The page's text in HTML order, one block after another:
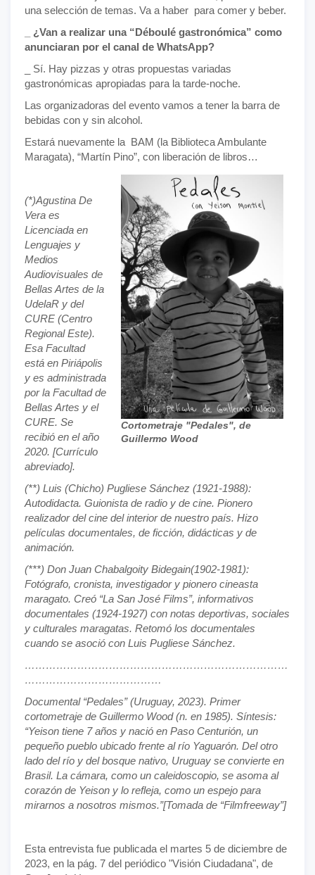
una selección de temas. Va a haber para comer y beber.
_ ¿Van a realizar una “Déboulé gastronómica” como
anunciaran por el canal de WhatsApp?
_ Sí. Hay pizzas y otras propuestas variadas
gastronómicas apropiadas para la tarde-noche.
Las organizadoras del evento vamos a tener la barra de
bebidas con y sin alcohol.
Estará nuevamente la BAM (la Biblioteca Ambulante
Maragata), “Martín Pino”, con liberación de libros…
Cortometraje "Pedales", de
Guillermo Wood
(*)Agustina De
Vera es
Licenciada en
Lenguajes y
Medios
Audiovisuales de
Bellas Artes de la
UdelaR y del
CURE (Centro
Regional Este).
Esa Facultad
está en Piriápolis
y es administrada
por la Facultad de
Bellas Artes y el
CURE. Se
recibió en el año
2020. [Currículo
abreviado].
(**) Luis (Chicho) Pugliese Sánchez (1921-1988):
Autodidacta. Guionista de radio y de cine. Pionero
realizador del cine del interior de nuestro país. Hizo
películas documentales, de ficción, didácticas y de
animación.
(***) Don Juan Chabalgoity Bidegain(1902-1981):
Fotógrafo, cronista, investigador y pionero cineasta
maragato. Creó “La San José Films”, informativos
documentales (1924-1927) con notas deportivas, sociales
y culturales maragatas. Retomó los documentales
cuando se asoció con Luis Pugliese Sánchez.
…………………………………………………………………
…………………………………
Documental “Pedales” (Uruguay, 2023). Primer
cortometraje de Guillermo Wood (n. en 1985). Síntesis:
“Yeison tiene 7 años y nació en Paso Centurión, un
pequeño pueblo ubicado frente al río Yaguarón. Del otro
lado del río y del bosque nativo, Uruguay se convierte en
Brasil. La cámara, como un caleidoscopio, se asoma al
corazón de Yeison y lo refleja, como un espejo para
mirarnos a nosotros mismos.”[Tomada de “Filmfreeway”]
Esta entrevista fue publicada el martes 5 de diciembre de
2023, en la pág. 7 del periódico "Visión Ciudadana", de